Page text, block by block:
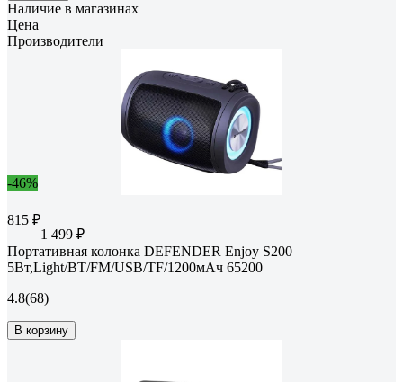
Наличие в магазинах
Цена
Производители
-46%
815 ₽
1 499 ₽
Портативная колонка DEFENDER Enjoy S200
5Вт,Light/BT/FM/USB/TF/1200мАч 65200
4.8(68)
В корзину